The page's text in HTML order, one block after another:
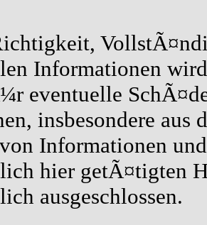
Informationen
eventuelle
insbesondere aus
Informationen
hier getÃ¤tigten
ausgeschlossen.